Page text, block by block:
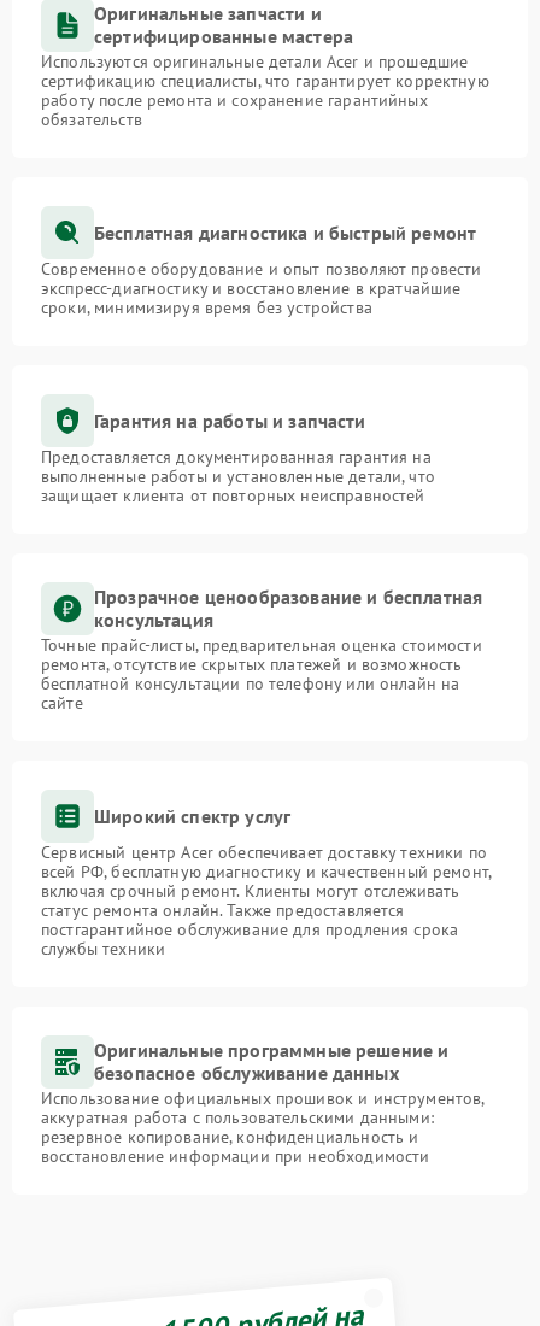
Оригинальные запчасти и
сертифицированные мастера
Используются оригинальные детали Acer и прошедшие
сертификацию специалисты, что гарантирует корректную
работу после ремонта и сохранение гарантийных
обязательств
Бесплатная диагностика и быстрый ремонт
Современное оборудование и опыт позволяют провести
экспресс-диагностику и восстановление в кратчайшие
сроки, минимизируя время без устройства
Гарантия на работы и запчасти
Предоставляется документированная гарантия на
выполненные работы и установленные детали, что
защищает клиента от повторных неисправностей
Прозрачное ценообразование и бесплатная
консультация
Точные прайс-листы, предварительная оценка стоимости
ремонта, отсутствие скрытых платежей и возможность
бесплатной консультации по телефону или онлайн на
сайте
Широкий спектр услуг
Сервисный центр Acer обеспечивает доставку техники по
всей РФ, бесплатную диагностику и качественный ремонт,
включая срочный ремонт. Клиенты могут отслеживать
статус ремонта онлайн. Также предоставляется
постгарантийное обслуживание для продления срока
службы техники
Оригинальные программные решение и
безопасное обслуживание данных
Использование официальных прошивок и инструментов,
аккуратная работа с пользовательскими данными:
резервное копирование, конфиденциальность и
восстановление информации при необходимости